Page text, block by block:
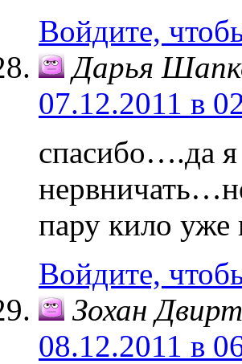
Войдите,
Дарья
07.12.2011 в
спасибо….да я
пару кило уже
Войдите,
Зохан Двирт
08.12.2011 в